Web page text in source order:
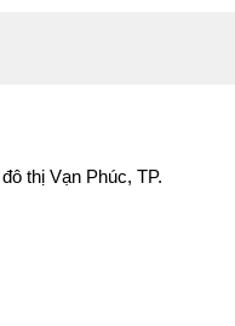
thị Vạn Phúc, TP.